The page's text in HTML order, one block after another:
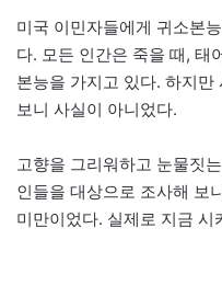
미국 이민자들에게 귀소본
다. 모든 인간은 죽을 때, 태
본능을 가지고 있다. 하지
보니 사실이 아니었다.
고향을 그리워하고 눈물짓
인들을 대상으로 조사해 보
미만이었다. 실제로 지금